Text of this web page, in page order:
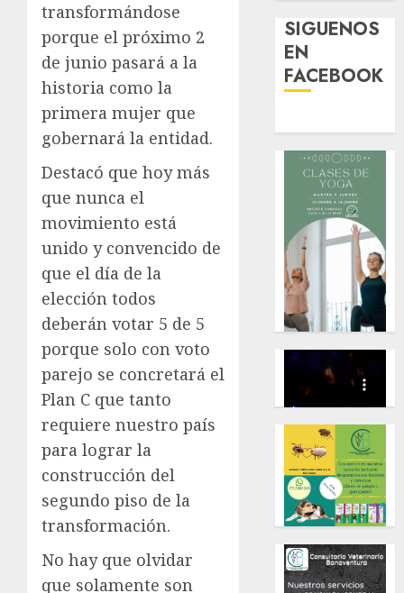
transformándose
porque el próximo 2
de junio pasará a la
historia como la
primera mujer que
gobernará la entidad.
Destacó que hoy más
que nunca el
movimiento está
unido y convencido de
que el día de la
elección todos
deberán votar 5 de 5
porque solo con voto
parejo se concretará el
Plan C que tanto
requiere nuestro país
para lograr la
construcción del
segundo piso de la
transformación.
No hay que olvidar
que solamente son
SIGUENOS
EN
FACEBOOK